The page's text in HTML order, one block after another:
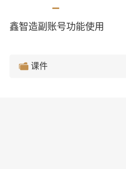
鑫智造副账号功能使用
课件